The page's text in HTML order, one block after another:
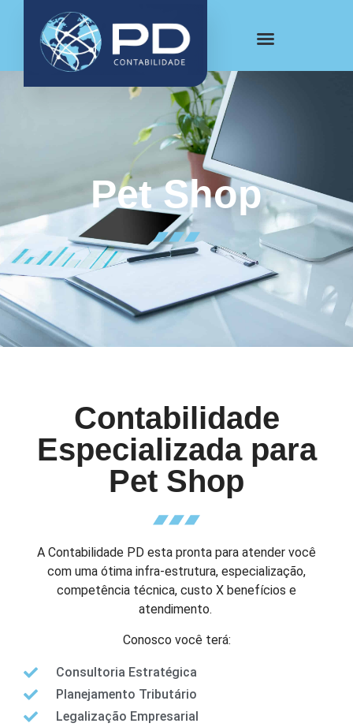
Pet Shop
Contabilidade
Especializada para
Pet Shop
A Contabilidade PD esta pronta para atender você
com uma ótima infra-estrutura, especialização,
competência técnica, custo X benefícios e
atendimento.
Conosco você terá:
Consultoria Estratégica
Planejamento Tributário
Legalização Empresarial